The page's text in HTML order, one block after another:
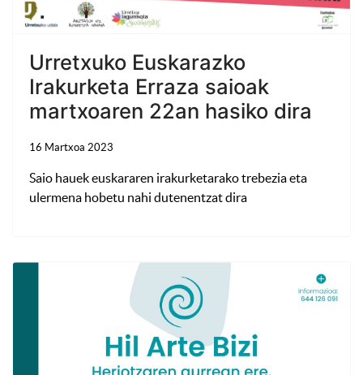
Urretxuko Euskarazko
Irakurketa Erraza saioak
martxoaren 22an hasiko dira
16 Martxoa 2023
Saio hauek euskararen irakurketarako trebezia eta
ulermena hobetu nahi dutenentzat dira